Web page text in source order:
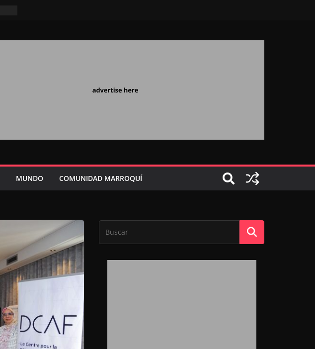
MUNDO COMUNIDAD MARROQUÍ